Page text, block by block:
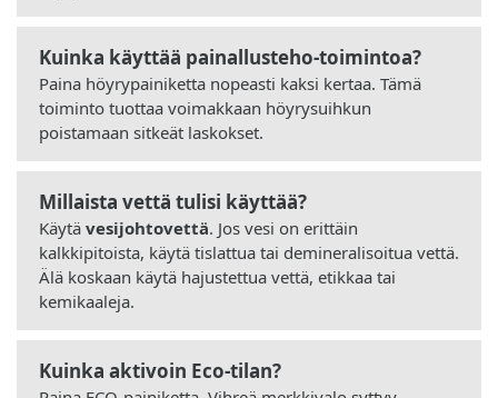
Kuinka käyttää painallusteho-toimintoa?
Paina höyrypainiketta nopeasti kaksi kertaa. Tämä
toiminto tuottaa voimakkaan höyrysuihkun
poistamaan sitkeät laskokset.
Millaista vettä tulisi käyttää?
Käytä vesijohtovettä. Jos vesi on erittäin
kalkkipitoista, käytä tislattua tai demineralisoitua vettä.
Älä koskaan käytä hajustettua vettä, etikkaa tai
kemikaaleja.
Kuinka aktivoin Eco-tilan?